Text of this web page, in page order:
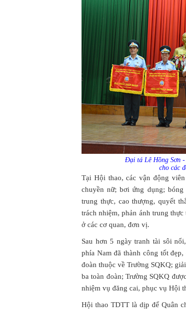
Đại tá Lê Hồng Sơn
cho các
Tại Hội thao, các vận động
chuyền nữ; bơi ứng dụng;
trung thực, cao thượng, quyết
trách nhiệm, phản ánh trung
ở các cơ quan, đơn vị.
Sau hơn 5 ngày tranh tài sôi
phía Nam đã thành công tốt
đoàn thuộc về Trường SQKQ;
ba toàn đoàn; Trường SQKQ
nhiệm vụ đăng cai, phục vụ Hội
Hội thao TDTT là dịp để Quân